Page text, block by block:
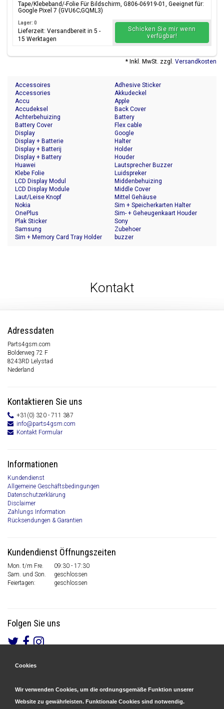
Tape/Klebeband/-Folie Für Bildschirm, G806-06919-01, Geeignet für:
Google Pixel 7 (GVU6C;GQML3)
Lager: 0
Lieferzeit: Versandbereit in 5 -
15 Werktagen
Schicken Sie mir wenn
verfügbar!
* Inkl. MwSt. zzgl. Versandkosten
Accessoires
Accessories
Accu
Accudeksel
Achterbehuizing
Adhesive Sticker
Akkudeckel
Apple
Back Cover
Battery
Battery Cover
Display
Display + Batterie
Display + Batterij
Display + Battery
Flex cable
Google
Halter
Holder
Houder
Huawei
Klebe Folie
LCD Display Modul
LCD Display Module
Laut/Leise Knopf
Lautsprecher Buzzer
Luidspreker
Middenbehuizing
Middle Cover
Mittel Gehäuse
Nokia
OnePlus
Plak Sticker
Samsung
Sim + Memory Card Tray Holder
Sim + Speicherkarten Halter
Sim- + Geheugenkaart Houder
Sony
Zubehoer
buzzer
Kontakt
Adressdaten
Parts4gsm.com
Bolderweg 72 F
8243RD Lelystad
Nederland
Kontaktieren Sie uns
+31(0) 320 - 711 387
info@parts4gsm.com
Kontakt Formular
Informationen
Kundendienst
Allgemeine Geschäftsbedingungen
Datenschutzerklärung
Disclaimer
Zahlungs Information
Rücksendungen & Garantien
Kundendienst Öffnungszeiten
Mon. t/m Fre.
09:30 - 17:30
Sam. und Son.
geschlossen
Feiertagen:
geschlossen
Folgen Sie uns
Cookies
Wir verwenden Cookies, um die ordnungsgemäße Funktion unserer
Website zu gewährleisten. Funktionale Cookies sind notwendig.